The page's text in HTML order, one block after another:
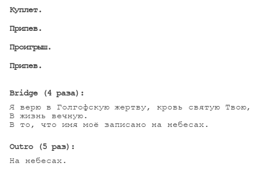
Куплет.
Припев.
Проигрыш.
Припев.
Bridge (4 раза):
Я верю в Голгофскую жертву, кровь святую Твою,
В жизнь вечную.
В то, что имя моё записано на небесах.
Outro (5 раз):
На небесах.